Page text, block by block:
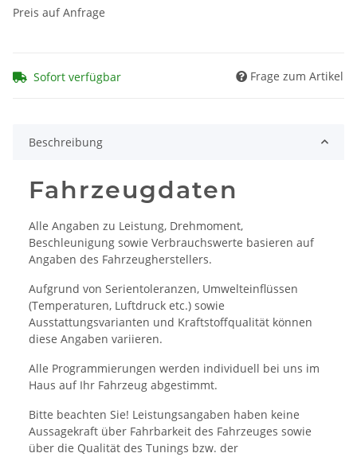
Preis auf Anfrage
Sofort verfügbar Frage zum Artikel
Beschreibung
Fahrzeugdaten
Alle Angaben zu Leistung, Drehmoment,
Beschleunigung sowie Verbrauchswerte basieren auf
Angaben des Fahrzeugherstellers.
Aufgrund von Serientoleranzen, Umwelteinflüssen
(Temperaturen, Luftdruck etc.) sowie
Ausstattungsvarianten und Kraftstoffqualität können
diese Angaben variieren.
Alle Programmierungen werden individuell bei uns im
Haus auf Ihr Fahrzeug abgestimmt.
Bitte beachten Sie! Leistungsangaben haben keine
Aussagekraft über Fahrbarkeit des Fahrzeuges sowie
über die Qualität des Tunings bzw. der